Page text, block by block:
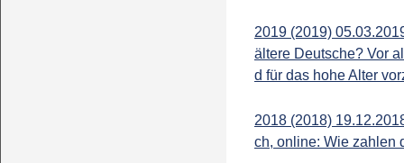
2019 (2019)
ältere Deutsche? Vor
d für das hohe Alter
2018 (2018)
ch, online: Wie zahlen